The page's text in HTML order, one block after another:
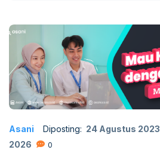
Asani Diposting: 24 Agustus 2023
2026
0